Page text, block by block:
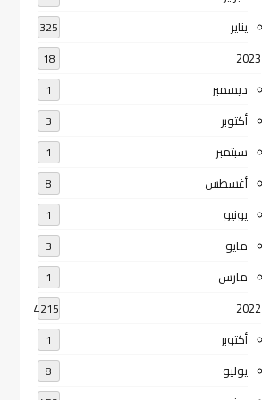
يناير 325
2023
18
ديسمبر 1
أكتوبر 3
سبتمبر 1
أغسطس 8
يونيو 1
مايو 3
مارس 1
2022
4215
أكتوبر 1
يوليو 8